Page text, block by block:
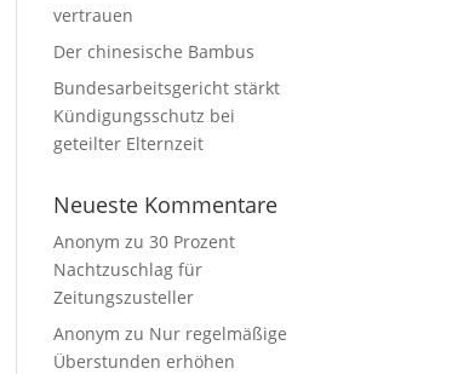
vertrauen
Der chinesische Bambus
Bundesarbeitsgericht stärkt
Kündigungsschutz bei
geteilter Elternzeit
Neueste Kommentare
Anonym zu30 Prozent
Nachtzuschlag für
Zeitungszusteller
Anonym zu Nur regelmäßige
Überstunden erhöhen